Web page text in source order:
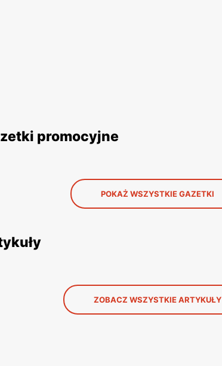
promocyjne
POKAŻ WSZYSTKIE GAZETKI
ZOBACZ WSZYSTKIE ARTYKUŁY